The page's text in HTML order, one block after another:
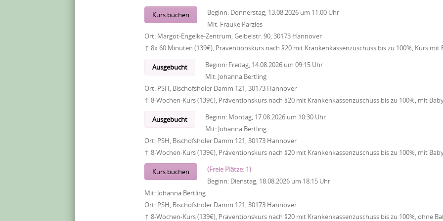
Kurs buchen Beginn: Donnerstag, 13.08.2026 um 11:00 Uhr
Mit: Frauke Parzies
Ort: Margot-Engelke-Zentrum, Geibelstr. 90, 30173 Hannover
↑ 8x 60 Minuten (139€), Präventionskurs nach §20 mit Krankenkassenzuschuss bis zu 100%, Kurs mit
Ausgebucht Beginn: Freitag, 14.08.2026 um 09:15 Uhr
Mit: Johanna Bertling
Ort: PSH, Bischofsholer Damm 121, 30173 Hannover
↑ 8-Wochen-Kurs (139€), Präventionskurs nach §20 mit Krankenkassenzuschuss bis zu 100%, mit
Ausgebucht Beginn: Montag, 17.08.2026 um 10:30 Uhr
Mit: Johanna Bertling
Ort: PSH, Bischofsholer Damm 121, 30173 Hannover
↑ 8-Wochen-Kurs (139€), Präventionskurs nach §20 mit Krankenkassenzuschuss bis zu 100%, mit
Kurs buchen
(Freie Plätze: 1)
Beginn: Dienstag, 18.08.2026 um 18:15 Uhr
Mit: Johanna Bertling
Ort: PSH, Bischofsholer Damm 121, 30173 Hannover
↑ 8-Wochen-Kurs (139€), Präventionskurs nach §20 mit Krankenkassenzuschuss bis zu 100%, ohne